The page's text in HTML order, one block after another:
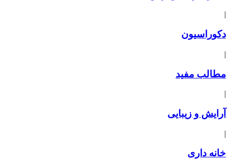
|
دکوراسیون
|
مطالب مفید
|
آرایش و زیبایی
|
خانه داری